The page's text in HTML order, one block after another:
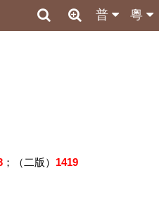
粵
普
；（二版） 1419